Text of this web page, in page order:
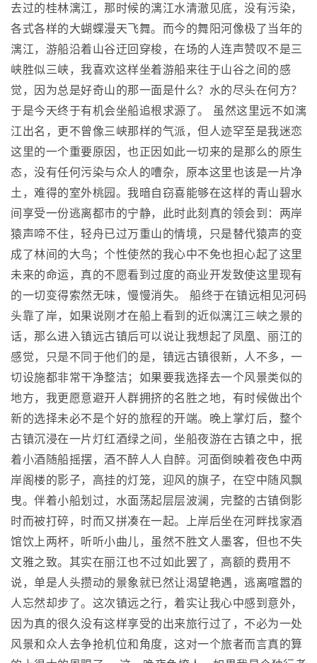
去过的桂林漓江，那时候的漓江水清澈见底，没有污染，
各式各样的大蝴蝶漫天飞舞。而今的舞阳河像极了当年的
漓江，游船沿着山谷迂回穿梭，在场的人连声赞叹不是三
峡胜似三峡，我喜欢这样坐着游船来往于山谷之间的感
觉，因为总是好奇山的那一面是什么？水的尽头在何方？
于是今天终于有机会坐船追根求源了。 虽然这里远不如漓
江出名，更不曾像三峡那样的气派，但人迹罕至是我迷恋
这里的一个重要原因，也正因如此一切来的是那么的原生
态，没有任何污染与众人的嘈杂，原本这里也该是一片净
土，难得的室外桃园。我暗自窃喜能够在这样的青山碧水
间享受一份逃离都市的宁静，此时此刻真的领会到：两岸
猿声啼不住，轻舟已过万重山的情境，只是替代猿声的变
成了林间的大鸟；个性使然的我心中不免也担心起了这里
未来的命运，真的不愿看到过度的商业开发致使这里现有
的一切变得索然无味，慢慢消失。 船终于在镇远相见河码
头靠了岸，如果说刚才在船上看到的近似漓江三峡之景的
话，那么进入镇远古镇后可以说让我想起了凤凰、丽江的
感觉，只是不同于他们的是，镇远古镇很新，人不多，一
切设施都非常干净整洁；如果要我选择去一个风景类似的
地方，我更愿意避开人群拥挤的名胜之地，有时候做出个
新的选择未必不是个好的旅程的开端。晚上掌灯后，整个
古镇沉浸在一片灯红酒绿之间，坐船夜游在古镇之中，抿
着小酒随船摇摆，酒不醉人人自醉。河面倒映着夜色中两
岸阁楼的影子，高挂的灯笼，迎风的旗子，在空中随风飘
曳。伴着小船划过，水面荡起层层波澜，完整的古镇倒影
时而被打碎，时而又拼凑在一起。上岸后坐在河畔找家酒
馆饮上两杯，听听小曲儿，虽然不胜文人墨客，但也不失
文雅之致。其实在丽江也不过如此罢了，高额的费用不
说，单是人头攒动的景象就已然让渴望艳遇，逃离喧嚣的
人忘然却步了。这次镇远之行，着实让我心中感到意外，
因为真的很久没有这样享受的出来旅行过了，不必为一处
风景和众人去争抢机位和角度，这对一个旅者而言真的算